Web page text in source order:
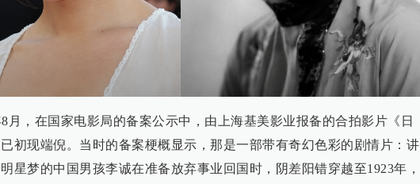
月，在国家电影局的备案公示中，由上海基美影业报备的合拍影片《日
初现端倪。当时的备案梗概显示，那是一部带有奇幻色彩的剧情片：讲
星梦的中国男孩李诚在准备放弃事业回国时，阴差阳错穿越至1923年，